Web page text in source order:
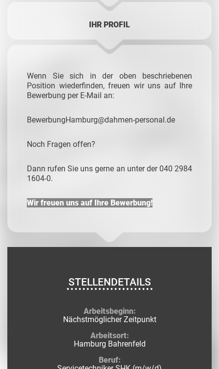
IHR PROFIL
Wenn Sie sich in der oben beschriebenen
Position wiederfinden, freuen wir uns auf Ihre
Bewerbung per E-Mail an:
BewerbungHamburg@dahmen-personal.de
Noch Fragen offen?
Dann rufen Sie uns gerne an unter der 040 2984
1604-0.
Wir freuen uns auf Ihre Bewerbung!
STELLENDETAILS
Arbeitsbeginn:
Nächstmöglicher Zeitpunkt
Arbeitsort:
Hamburg Bahrenfeld
Beruf: